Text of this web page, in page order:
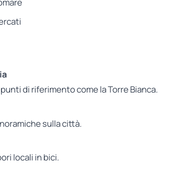
di riferimento come la Torre Bianca.
sulla città.
locali in bici.